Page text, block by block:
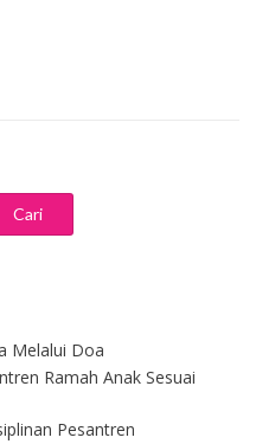
Cari
Melalui Doa
Ramah Anak Sesuai
Pesantren